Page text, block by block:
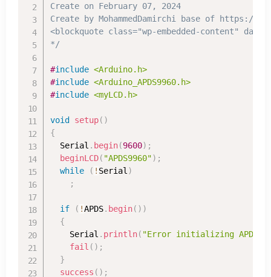
Create on February 07, 2024
Create by MohammedDamirchi base of https://
<blockquote class="wp-embedded-content"
*/
#include <Arduino.h>
#include <Arduino_APDS9960.h>
#include <myLCD.h>
void setup( )
{
  Serial
. begin(9600) ;
beginLCD( "APDS9960") ;
while
( ! Serial )
;
if ( !APDS. begin( ) )
{
    Serial
. println( "Error initializing APDS-
fail ( ) ;
}
success ( ) ;